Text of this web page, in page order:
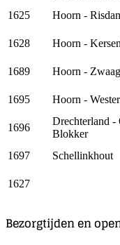
1625
Hoorn -
1628
Hoorn -
1689
Hoorn - Zwaag
1695
Hoorn -
1696
Drechterland -
Blokker
1697
Schellinkhout
1627
Bezorgtijden en